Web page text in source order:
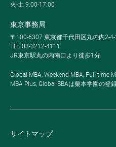
火-土 9:00-17:00
東京事務局
〒100-6307 東京都千代田区丸の内2-
TEL 03-3212-4111
JR東京駅丸の内南口より徒歩1分
Global MBA, Weekend MBA, Full-time
MBA Plus, Global BBAは栗本学園の登
サイトマップ